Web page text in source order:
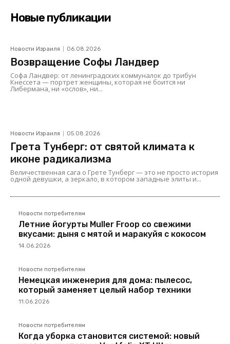
Новые публикации
Новости Израиля 06.08.2026
Возвращение Софы Ландвер
Софа Ландвер: от ленинградских коммуналок до трибун
Кнессета — портрет женщины, которая не боится ни
Либермана, ни «ослов», ни...
Новости Израиля 05.08.2026
Грета Тунберг: от святой климата к
иконе радикализма
Величественная сага о Грете Тунберг — это не просто история
одной девушки, а зеркало, в котором западные элиты и...
Новости потребителям
Летние йогурты Muller Froop со свежими
вкусами: дыня с мятой и маракуйя с кокосом
14.06.2026
Новости потребителям
Немецкая инженерия для дома: пылесос,
который заменяет целый набор техники
11.06.2026
Новости потребителям
Когда уборка становится системой: новый